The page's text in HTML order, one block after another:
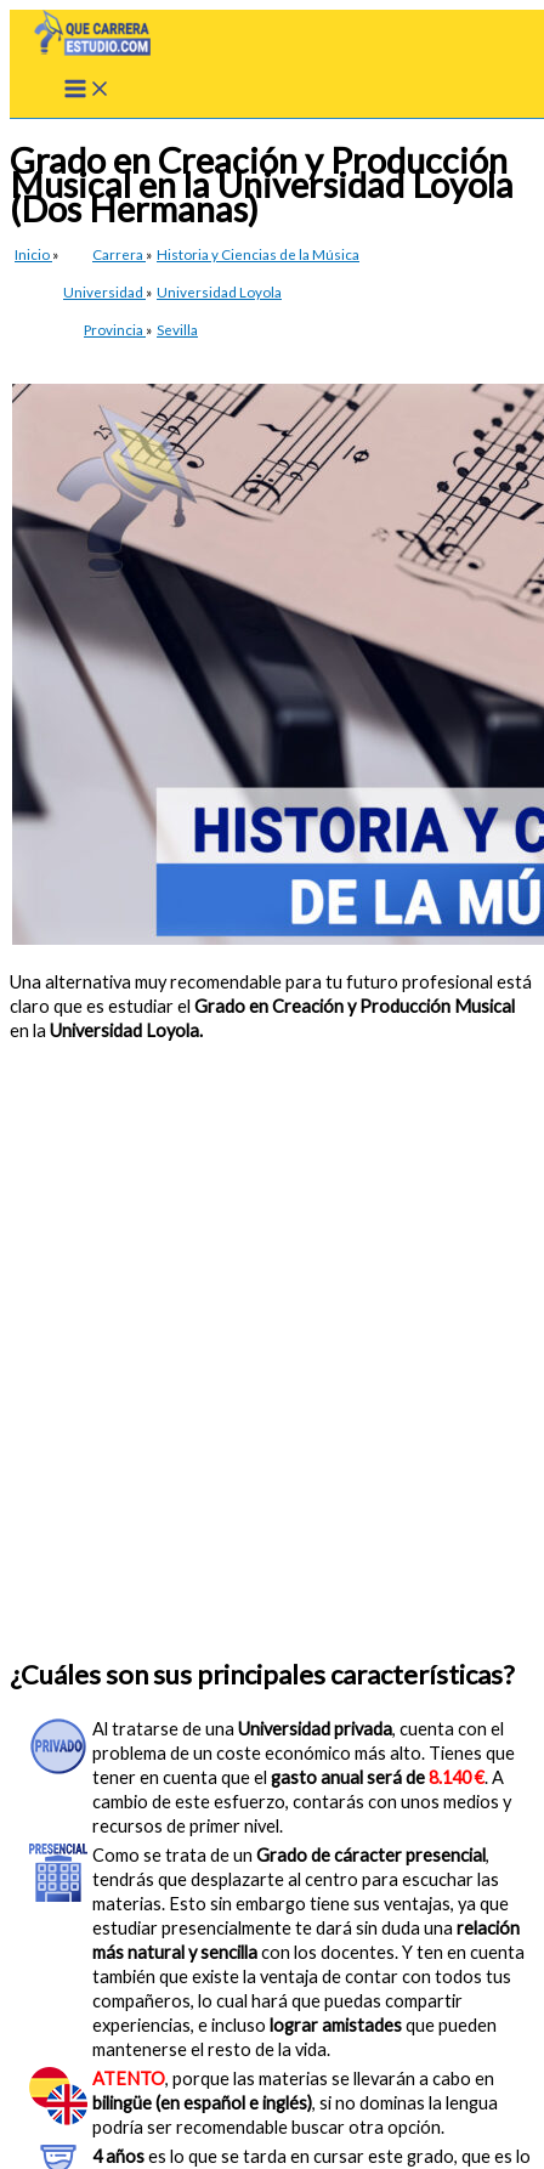
Grado en Creación y Producción
Musical en la Universidad Loyola
(Dos Hermanas)
Inicio » Carrera » Historia y Ciencias de la Música
Universidad » Universidad Loyola
Provincia » Sevilla
Una alternativa muy recomendable para tu futuro profesional está
claro que es estudiar el Grado en Creación y Producción Musical
en la Universidad Loyola.
¿Cuáles son sus principales características?
Al tratarse de una Universidad privada, cuenta con el
problema de un coste económico más alto. Tienes que
tener en cuenta que el gasto anual será de8.140 €. A
cambio de este esfuerzo, contarás con unos medios y
recursos de primer nivel.
Como se trata de un Grado de cáracter presencial,
tendrás que desplazarte al centro para escuchar las
materias. Esto sin embargo tiene sus ventajas, ya que
estudiar presencialmente te dará sin duda una relación
más natural y sencillacon los docentes. Y ten en cuenta
también que existe la ventaja de contar con todos tus
compañeros, lo cual hará que puedas compartir
experiencias, e incluso lograr amistadesque pueden
mantenerse el resto de la vida.
ATENTO, porque las materias se llevarán a cabo en
bilingüe (en español e inglés), si no dominas la lengua
podría ser recomendable buscar otra opción.
4 añoses lo que se tarda en cursar este grado, que es lo